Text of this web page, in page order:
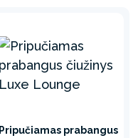
Pripučiamas prabangus